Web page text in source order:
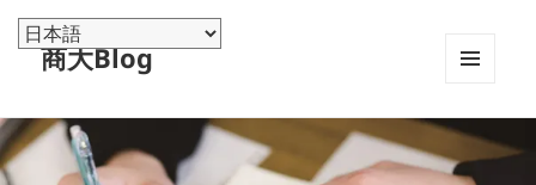
商大Blog
ーとウ
ィジェ
ット